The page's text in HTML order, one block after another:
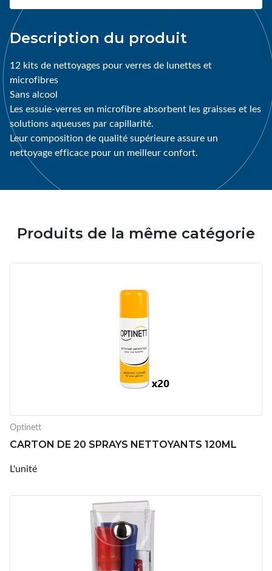
Description du produit
12 kits de nettoyages pour verres de lunettes et
microfibres
Sans alcool
Les essuie-verres en microfibre absorbent les graisses et les
solutions aqueuses par capillarité.
Leur composition de qualité supérieure assure un
nettoyage efficace pour un meilleur confort.
Produits de la même catégorie
Optinett
CARTON DE 20 SPRAYS NETTOYANTS 120ML
L'unité